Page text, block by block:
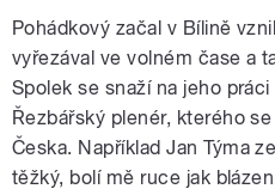
Pohádkový začal v Bílině
vyřezával ve volném čase a
Spolek se snaží na jeho
Řezbářský plenér, kterého
Česka. Například Jan Týma
těžký, bolí mě ruce jak